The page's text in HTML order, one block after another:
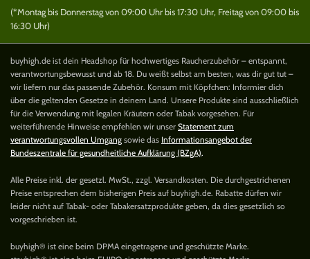
(*Montag bis Donnerstag von 09:00 Uhr bis 17:30 Uhr, Freitag von 09:00 bis
16:30 Uhr)
buyhigh.de ist dein Headshop für hochwertiges Raucherzubehör – entspannt,
verantwortungsbewusst und ab 18. Du weißt selbst am besten, was dir gut tut –
wir liefern nur das passende Zubehör. Konsum mit Köpfchen: Informier dich
über die geltenden Gesetze in deinem Land. Unsere Produkte sind ausschließlich
für die Verwendung mit legalen Kräutern oder Tabak vorgesehen. Für
weiterführende Hinweise empfehlen wir unser Statement zum
verantwortungsvollen Umgang sowie das Informationsangebot der
Bundeszentrale für gesundheitliche Aufklärung (BZgA).
Alle Preise inkl. der gesetzl. MwSt., zzgl. Versandkosten. Die durchgestrichenen
Preise entsprechen dem bisherigen Preis auf buyhigh.de. Rabatte dürfen wir
leider nicht auf Tabak- oder Tabakersatzprodukte geben, da dies gesetzlich so
vorgeschrieben ist.
buyhigh® ist eine beim DPMA eingetragene und geschützte Marke.